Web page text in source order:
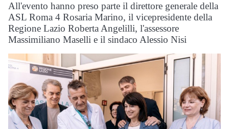
All'evento hanno preso parte il direttore generale della
ASL Roma 4 Rosaria Marino, il vicepresidente della
Regione Lazio Roberta Angelilli, l'assessore
Massimiliano Maselli e il sindaco Alessio Nisi